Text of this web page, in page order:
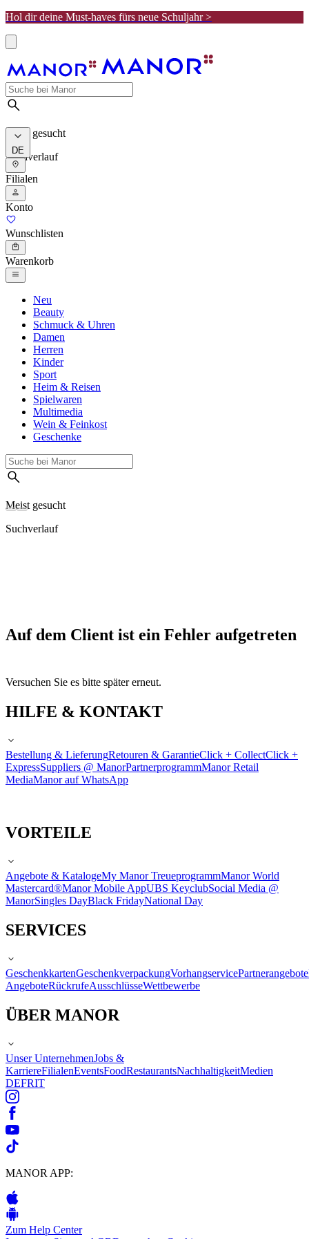
Hol dir deine Must-haves fürs neue Schuljahr >
Meist gesucht
Suchverlauf
DE
Filialen
Konto
Wunschlisten
Warenkorb
Neu
Beauty
Schmuck & Uhren
Damen
Herren
Kinder
Sport
Heim & Reisen
Spielwaren
Multimedia
Wein & Feinkost
Geschenke
Meist gesucht
Suchverlauf
Auf dem Client ist ein Fehler aufgetreten
Versuchen Sie es bitte später erneut.
HILFE & KONTAKT
Bestellung & LieferungRetouren & GarantieClick + CollectClick +
ExpressSuppliers @ ManorPartnerprogrammManor Retail
MediaManor auf WhatsApp
VORTEILE
Angebote & KatalogeMy Manor TreueprogrammManor World
Mastercard®Manor Mobile AppUBS KeyclubSocial Media @
ManorSingles DayBlack FridayNational Day
SERVICES
GeschenkkartenGeschenkverpackungVorhangservicePartnerangebote
AngeboteRückrufeAusschlüsseWettbewerbe
ÜBER MANOR
Unser UnternehmenJobs &
KarriereFilialenEventsFoodRestaurantsNachhaltigkeitMedien
DEFRIT
MANOR APP:
Zum Help Center